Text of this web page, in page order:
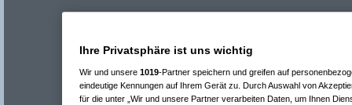
Ihre Privatsphäre ist uns wichtig
Wir und unsere 1019-Partner speichern und greifen auf
eindeutige Kennungen auf Ihrem Gerät zu. Durch Auswahl von
für die unter „Wir und unsere Partner verarbeiten Daten, um Ihnen